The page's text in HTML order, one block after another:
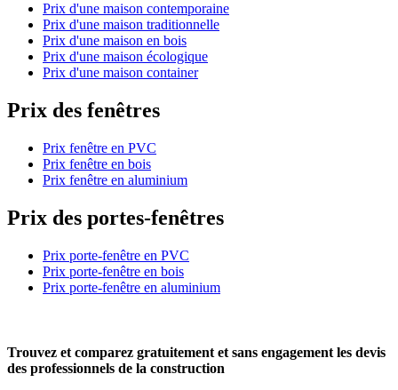
Prix d'une maison contemporaine
Prix d'une maison traditionnelle
Prix d'une maison en bois
Prix d'une maison écologique
Prix d'une maison container
Prix des fenêtres
Prix fenêtre en PVC
Prix fenêtre en bois
Prix fenêtre en aluminium
Prix des portes-fenêtres
Prix porte-fenêtre en PVC
Prix porte-fenêtre en bois
Prix porte-fenêtre en aluminium
Trouvez et comparez gratuitement et sans engagement les devis
des professionnels de la construction